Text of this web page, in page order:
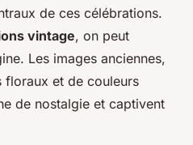
de ces célébrations.
vintage, on peut
Les images anciennes,
floraux et de couleurs
de nostalgie et captivent